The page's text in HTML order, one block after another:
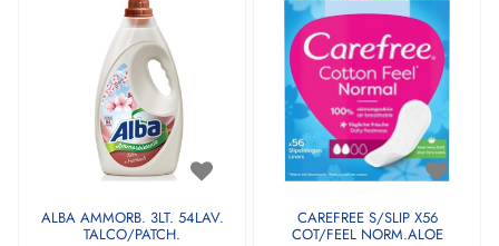
ALBA AMMORB. 3LT. 54LAV.
TALCO/PATCH.
CAREFREE S/SLIP X56
COT/FEEL NORM.ALOE